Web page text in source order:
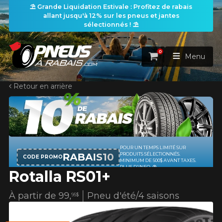
⛱️ Grande Liquidation Estivale : Profitez de rabais
allant jusqu'à 12% sur les pneus et jantes
sélectionnés ! ⛱️
ACCUEIL
PNEUS
RECHERCHE DE PNEUS VOIR TOUT
Rechercher par
Par dimensions
Recherche par dimensions DIAMÈTRE
ROUES
RECHERCHE DE ROUES
Par dimensions
ENSEMBLES
RECHERCHE D'ENSEMBLES
PROMOTIONS
Panier
0
Menu
Retour en arrière
Rotalla RS01+
Pneu d'été/4 saisons
À partir de 99,95$